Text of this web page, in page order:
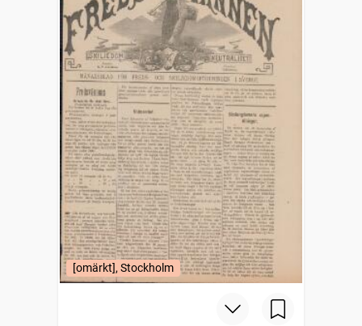
[omärkt], Stockholm